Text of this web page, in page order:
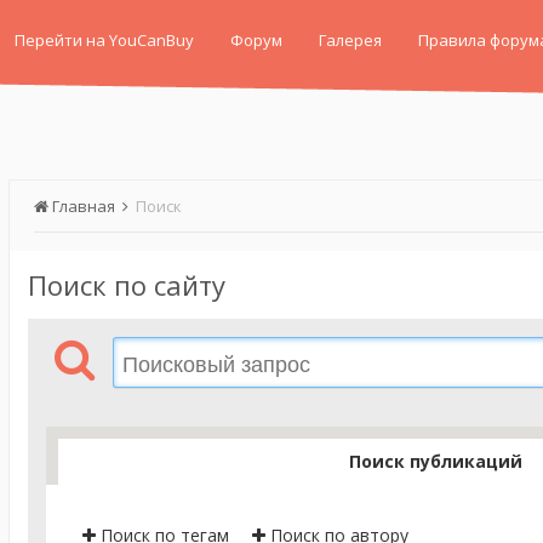
Перейти на YouCanBuy Форум Галерея Правила
Главная Поиск
Поиск по сайту
Поиск публикаций
Поиск по тегам Поиск по автору